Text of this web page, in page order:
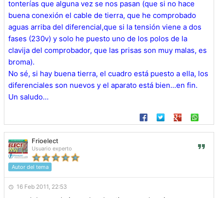
tonterías que alguna vez se nos pasan (que si no hace
buena conexión el cable de tierra, que he comprobado
aguas arriba del diferencial,que si la tensión viene a dos
fases (230v) y solo he puesto uno de los polos de la
clavija del comprobador, que las prisas son muy malas, es
broma).
No sé, si hay buena tierra, el cuadro está puesto a ella, los
diferenciales son nuevos y el aparato está bien...en fin.
Un saludo...
Frioelect
Usuario experto
Autor del tema
16 Feb 2011, 22:53